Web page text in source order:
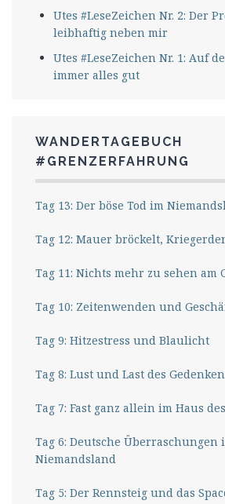
Utes #LeseZeichen Nr. 2: Der
leibhaftig neben mir
Utes #LeseZeichen Nr. 1: Auf
immer alles gut
WANDERTAGEBUCH
#GRENZERFAHRUNG
Tag 13: Der böse Tod im
Tag 12: Mauer bröckelt,
Tag 11: Nichts mehr zu sehen am
Tag 10: Zeitenwenden und
Tag 9: Hitzestress und Blaulicht
Tag 8: Lust und Last des
Tag 7: Fast ganz allein im Haus
Tag 6: Deutsche Überraschungen
Niemandsland
Tag 5: Der Rennsteig und das